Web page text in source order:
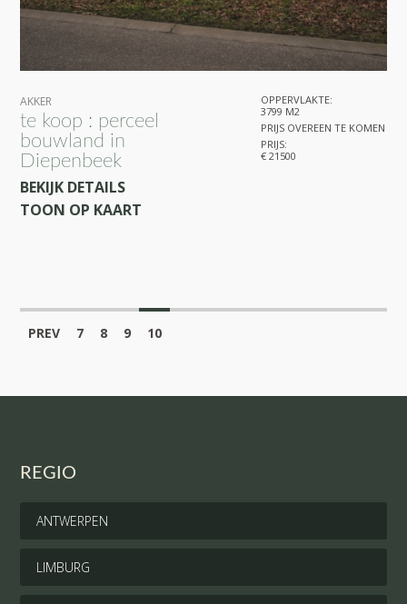
AKKER
te koop : perceel
bouwland in
Diepenbeek
BEKIJK DETAILS
TOON OP KAART
OPPERVLAKTE:
3799 M2
PRIJS OVEREEN TE KOMEN
PRIJS:
€ 21500
PREV 7 8 9 10
REGIO
ANTWERPEN
LIMBURG